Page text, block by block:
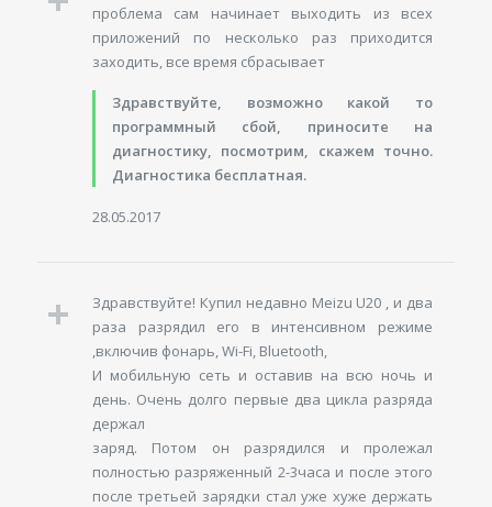
проблема сам начинает выходить из всех
приложений по несколько раз приходится
заходить, все время сбрасывает
Здравствуйте, возможно какой то
программный сбой, приносите на
диагностику, посмотрим, скажем точно.
Диагностика бесплатная.
28.05.2017
Здравствуйте! Купил недавно Meizu U20 , и два
раза разрядил его в интенсивном режиме
,включив фонарь, Wi-Fi, Bluetooth,
И мобильную сеть и оставив на всю ночь и
день. Очень долго первые два цикла разряда
держал
заряд. Потом он разрядился и пролежал
полностью разряженный 2-3часа и после этого
после третьей зарядки стал уже хуже держать